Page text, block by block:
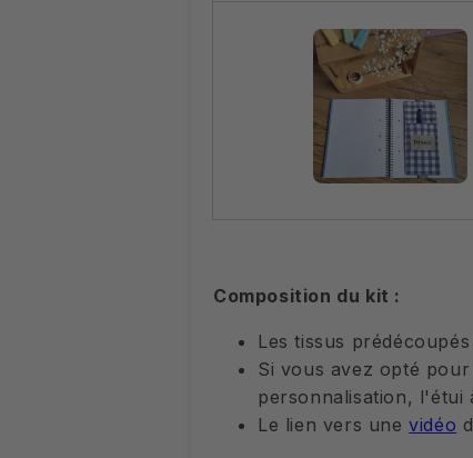
Composition du kit :
Les tissus
Si vous avez opté
personnalisation,
Le lien vers unevidéo